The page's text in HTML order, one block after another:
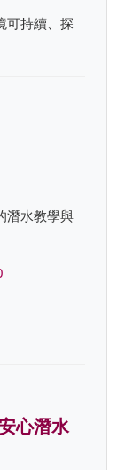
可持續、探
潛水教學與
心潛水